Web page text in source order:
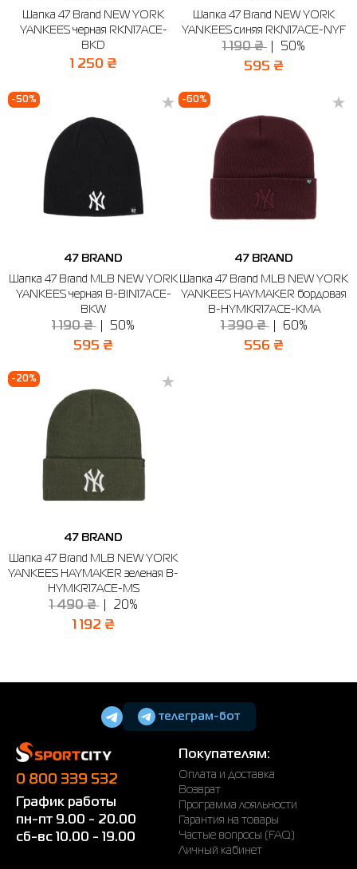
Шапка 47 Brand NEW YORK
YANKEES черная RKN17ACE-
BKD
1 250 ₴
Шапка 47 Brand NEW YORK
YANKEES синяя RKN17ACE-NYF
1 190 ₴ 50%
595 ₴
-50%
47 BRAND
Шапка 47 Brand MLB NEW YORK
YANKEES черная B-BIN17ACE-
BKW
1 190 ₴ 50%
595 ₴
-60%
47 BRAND
Шапка 47 Brand MLB NEW YORK
YANKEES HAYMAKER бордовая
B-HYMKR17ACE-KMA
1 390 ₴ 60%
556 ₴
-20%
47 BRAND
Шапка 47 Brand MLB NEW YORK
YANKEES HAYMAKER зеленая B-
HYMKR17ACE-MS
1 490 ₴ 20%
1 192 ₴
телеграм-бот
0 800 339 532
График работы
пн-пт 9.00 - 20.00
сб-вс 10.00 - 19.00
Покупателям:
Оплата и доставка
Возврат
Программа лояльности
Гарантия на товары
Частые вопросы (FAQ)
Личный кабинет